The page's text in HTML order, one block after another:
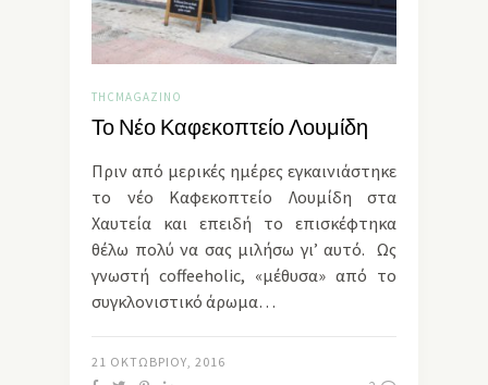
THCMAGAZINO
Το Νέο Καφεκοπτείο Λουμίδη
Πριν από μερικές ημέρες εγκαινιάστηκε
το νέο Καφεκοπτείο Λουμίδη στα
Χαυτεία και επειδή το επισκέφτηκα
θέλω πολύ να σας μιλήσω γι’ αυτό. Ως
γνωστή coffeeholic, «μέθυσα» από το
συγκλονιστικό άρωμα…
21 ΟΚΤΩΒΡΊΟΥ, 2016